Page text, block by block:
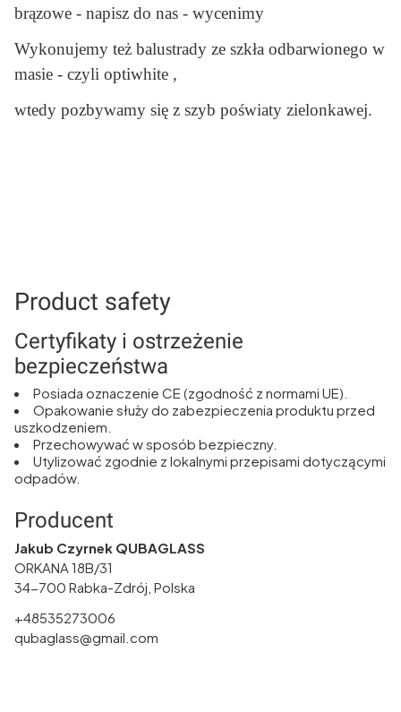
brązowe - napisz do nas - wycenimy
Wykonujemy też balustrady ze szkła odbarwionego w
masie - czyli optiwhite ,
wtedy pozbywamy się z szyb poświaty zielonkawej.
Product safety
Certyfikaty i ostrzeżenie
bezpieczeństwa
Posiada oznaczenie CE (zgodność z normami UE).
Opakowanie służy do zabezpieczenia produktu przed
uszkodzeniem.
Przechowywać w sposób bezpieczny.
Utylizować zgodnie z lokalnymi przepisami dotyczącymi
odpadów.
Producent
Jakub Czyrnek QUBAGLASS
ORKANA 18B/31
34-700 Rabka-Zdrój, Polska
+48535273006
qubaglass@gmail.com